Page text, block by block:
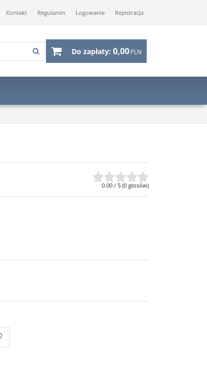
Kontakt Regulamin Logowanie Rejestracja
Do zapłaty: 0,00PLN
0.00 / 5 (0 głosów)